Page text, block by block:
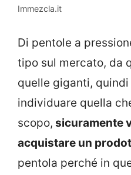
Immezcla.it
Di pentole a
tipo sul mercato, da
quelle giganti,
individuare quella
scopo, sicuramente
acquistare un
pentola perché in